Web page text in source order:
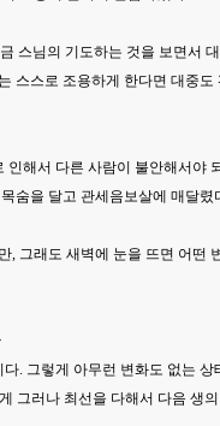
스님의 기도하는 것을 보면서
스스로 조용하게 한다면 대중
인해서 다른 사람이 불안해서야
숨을 달고 관세음보살에 매달렸
, 그래도 새벽에 눈을 뜨면 어떤
. 그렇게 아무런 변화도 없는
그러나 최선을 다해서 다음 생